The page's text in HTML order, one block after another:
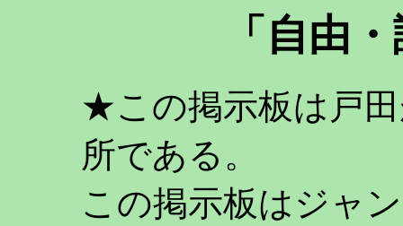
「自由
★この掲示板は戸
所である。
この掲示板はジャ